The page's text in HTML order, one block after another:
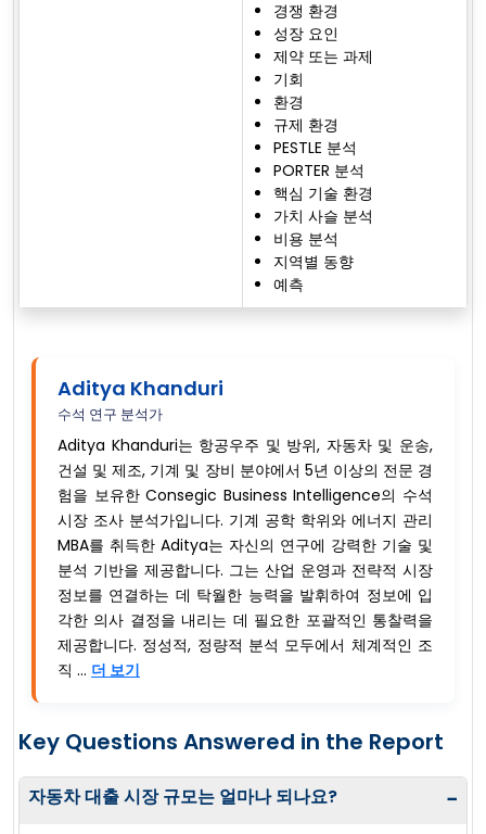
경쟁 환경
성장 요인
제약 또는 과제
기회
환경
규제 환경
PESTLE 분석
PORTER 분석
핵심 기술 환경
가치 사슬 분석
비용 분석
지역별 동향
예측
Aditya Khanduri
수석 연구 분석가
Aditya Khanduri는 항공우주 및 방위, 자동차 및 운송,
건설 및 제조, 기계 및 장비 분야에서 5년 이상의 전문 경
험을 보유한 Consegic Business Intelligence의 수석
시장 조사 분석가입니다. 기계 공학 학위와 에너지 관리
MBA를 취득한 Aditya는 자신의 연구에 강력한 기술 및
분석 기반을 제공합니다. 그는 산업 운영과 전략적 시장
정보를 연결하는 데 탁월한 능력을 발휘하여 정보에 입
각한 의사 결정을 내리는 데 필요한 포괄적인 통찰력을
제공합니다. 정성적, 정량적 분석 모두에서 체계적인 조
직 ... 더 보기
Key Questions Answered in the Report
자동차 대출 시장 규모는 얼마나 되나요? −